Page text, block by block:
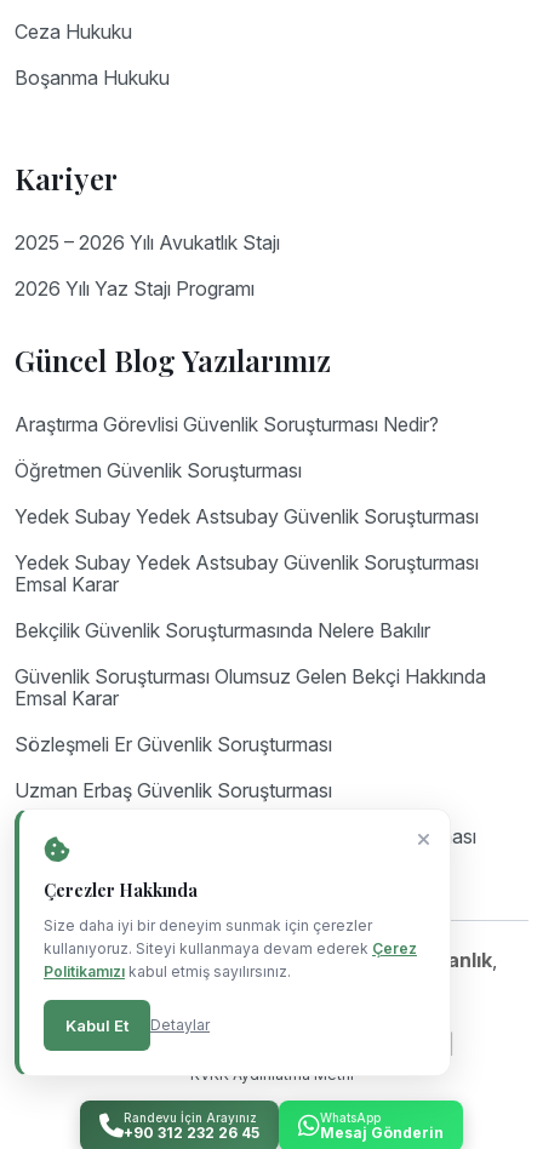
Randevu İçin Arayınız
+90 312 232 26 45
WhatsApp
Mesaj Gönderin
Ceza Hukuku
Boşanma Hukuku
Kariyer
2025 – 2026 Yılı Avukatlık Stajı
2026 Yılı Yaz Stajı Programı
Güncel Blog Yazılarımız
Araştırma Görevlisi Güvenlik Soruşturması Nedir?
Öğretmen Güvenlik Soruşturması
Yedek Subay Yedek Astsubay Güvenlik Soruşturması
Yedek Subay Yedek Astsubay Güvenlik Soruşturması
Emsal Karar
Bekçilik Güvenlik Soruşturmasında Nelere Bakılır
Güvenlik Soruşturması Olumsuz Gelen Bekçi Hakkında
Emsal Karar
Sözleşmeli Er Güvenlik Soruşturması
Uzman Erbaş Güvenlik Soruşturması
Astsubay Güvenlik Soruşturması ve Arşiv Araştırması
©Copyright 2023-2026 Mil Hukuk & Danışmanlık,
Powered ByBlue Ajans
Gizlilik Politikası
KVKK Aydınlatma Metni
Çerezler Hakkında
Size daha iyi bir deneyim sunmak için çerezler
kullanıyoruz. Siteyi kullanmaya devam ederek Çerez
Politikamızı kabul etmiş sayılırsınız.
Kabul Et Detaylar